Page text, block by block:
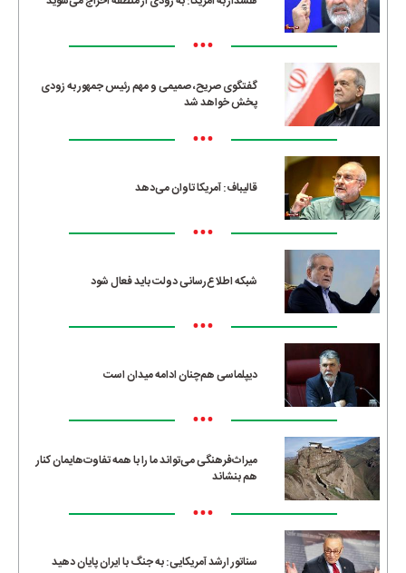
•••
گفتگوی صریح، صمیمی و مهم رئیس جمهور به زودی
پخش خواهد شد
•••
قالیباف: آمریکا تاوان می‌دهد
•••
شبکه اطلاع‌رسانی دولت باید فعال شود
•••
دیپلماسی هم‌چنان ادامه میدان است
•••
میراث‌فرهنگی می‌تواند ما را با همه تفاوت‌هایمان کنار
هم بنشاند
•••
سناتور ارشد آمریکایی: به جنگ با ایران پایان دهید